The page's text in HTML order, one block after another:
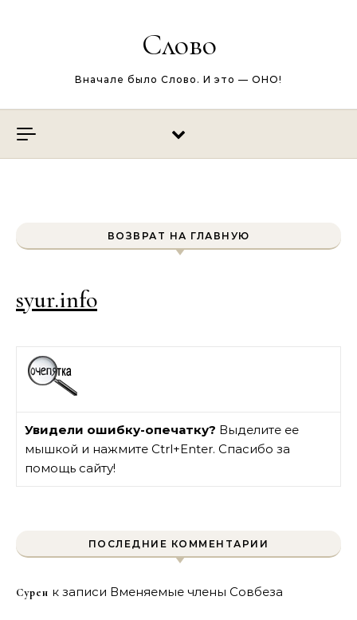
Слово
Вначале было Слово. И это — ОНО!
ВОЗВРАТ НА ГЛАВНУЮ
syur.info
Увидели ошибку-опечатку? Выделите ее
мышкой и нажмите Ctrl+Enter. Спасибо за
помощь сайту!
ПОСЛЕДНИЕ КОММЕНТАРИИ
Сурен к записи Вменяемые члены Совбеза